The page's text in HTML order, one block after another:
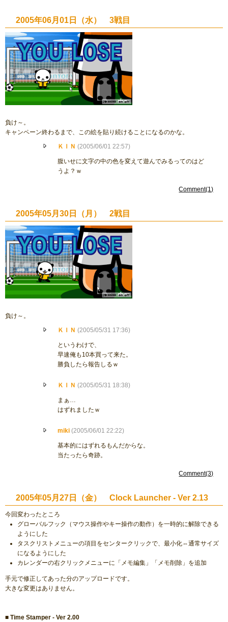
2005年06月01日（水） 3戦目
負け～。
キャンペーン終わるまで、この絵を貼り続けることになるのかな。
ＫＩＮ (2005/06/01 22:57)
腹いせに文字の中の色を変えて遊んでみるってのはど
うよ？ｗ
Comment(1)
2005年05月30日（月） 2戦目
負け～。
ＫＩＮ (2005/05/31 17:36)
というわけで、
早速俺も10本買って来た。
勝負したら報告しるｗ
ＫＩＮ (2005/05/31 18:38)
まぁ…
はずれましたｗ
miki (2005/06/01 22:22)
基本的にはずれるもんだからな。
当たったら奇跡。
Comment(3)
2005年05月27日（金） Clock Launcher - Ver 2.13
今回変わったところ
グローバルフック（マウス操作やキー操作の動作）を一時的に解除できる
ようにした
タスクリストメニューの項目をセンタークリックで、最小化⇔通常サイズ
になるようにした
カレンダーの右クリックメニューに「メモ編集」「メモ削除」を追加
手元で修正してあった分のアップロードです。
大きな変更はありません。
■ Time Stamper - Ver 2.00